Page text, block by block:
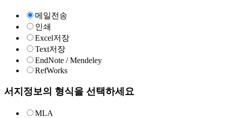
메일전송
인쇄
Excel저장
Text저장
EndNote / Mendeley
RefWorks
서지정보의 형식을 선택하세요
MLA